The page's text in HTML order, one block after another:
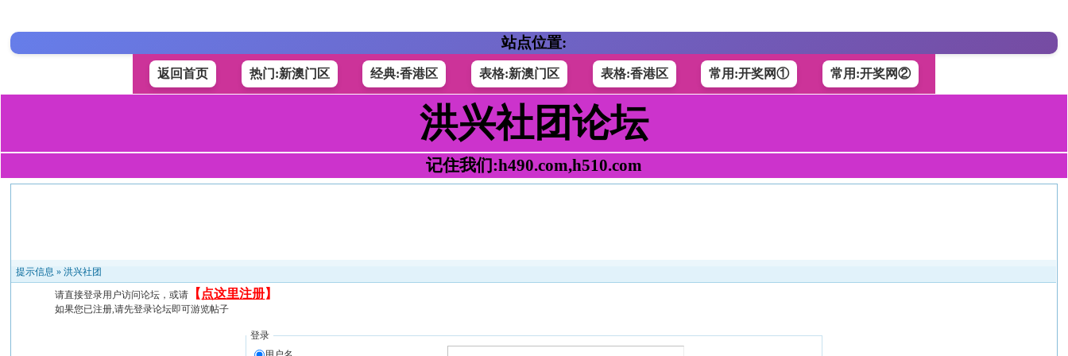
站点位置:
返回首页 热门:新澳门区 经典:香港区 表格:新澳门区 表格:香港区 常用:开奖网① 常用:开奖网②
洪兴社团论坛
记住我们:h490.com,h510.com
提示信息 »洪兴社团
请直接登录用户访问论坛，或请 【 点这里注册】
如果您已注册,请先登录论坛即可游览帖子
登录